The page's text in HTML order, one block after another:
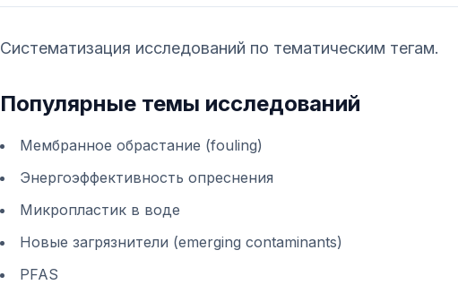
Систематизация исследований по тематическим тегам.
Популярные темы исследований
Мембранное обрастание (fouling)
Энергоэффективность опреснения
Микропластик в воде
Новые загрязнители (emerging contaminants)
PFAS